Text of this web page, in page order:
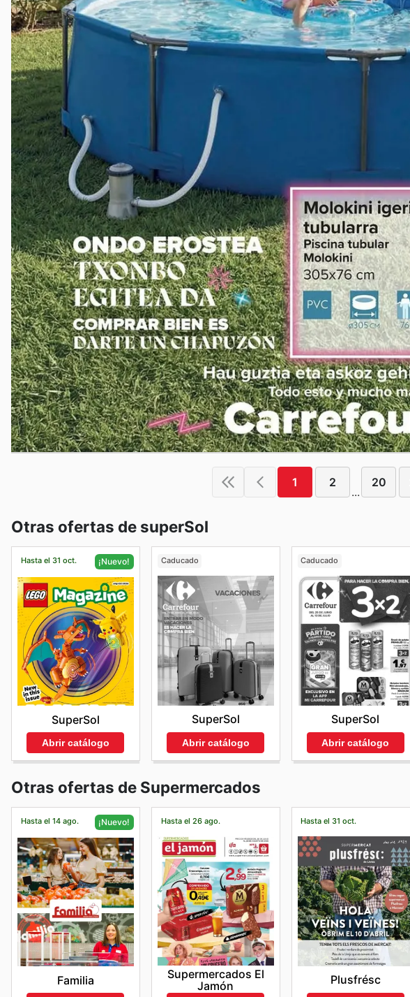
1 2
...
20
Otras ofertas de superSol
Hasta el 31 oct. ¡Nuevo!
SuperSol
Abrir catálogo
Caducado
SuperSol
Abrir catálogo
Caducado
SuperSol
Abrir catálogo
Otras ofertas de Supermercados
Hasta el 14 ago. ¡Nuevo!
Familia
Hasta el 26 ago.
Supermercados El
Jamón
Hasta el 31 oct.
Plusfrésc